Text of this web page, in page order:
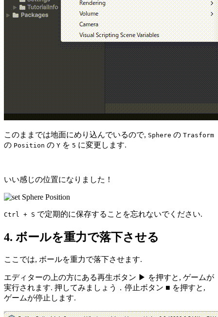
このままでは地面にめり込んでいるので, Sphere の Trasform
の Position の Y を 5 に変更します.
いい感じの位置になりました！
Ctrl + S で定期的に保存することを忘れないでください.
4. ボールを重力で落下させる
ここでは, ボールを重力で落下させます.
エディターの上の方にある再生ボタン ▶ を押すと, ゲームが
実行されます. 押してみましょう．停止ボタン ■ を押すと,
ゲームが停止します.